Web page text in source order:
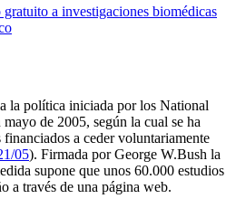
a investigaciones biomédicas
la política iniciada por los National
de 2005, según la cual se ha
a ceder voluntariamente
05). Firmada por George W.Bush la
supone que unos 60.000 estudios
a través de una página web.